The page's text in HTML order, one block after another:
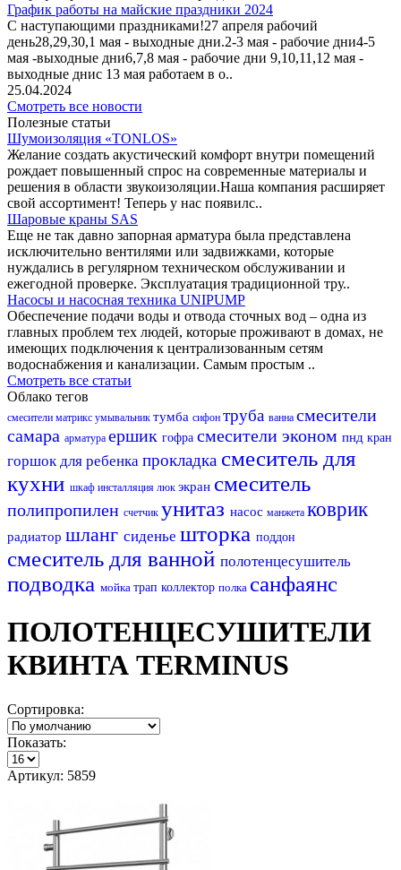
График работы на майские праздники 2024
С наступающими праздниками!27 апреля рабочий
день28,29,30,1 мая - выходные дни.2-3 мая - рабочие дни4-5
мая -выходные дни6,7,8 мая - рабочие дни 9,10,11,12 мая -
выходные днис 13 мая работаем в о..
25.04.2024
Смотреть все новости
Полезные статьи
Шумоизоляция «TONLOS»
Желание создать акустический комфорт внутри помещений
рождает повышенный спрос на современные материалы и
решения в области звукоизоляции.Наша компания расширяет
свой ассортимент! Теперь у нас появилс..
Шаровые краны SAS
Еще не так давно запорная арматура была представлена
исключительно вентилями или задвижками, которые
нуждались в регулярном техническом обслуживании и
ежегодной проверке. Эксплуатация традиционной тру..
Насосы и насосная техника UNIPUMP
Обеспечение подачи воды и отвода сточных вод – одна из
главных проблем тех людей, которые проживают в домах, не
имеющих подключения к централизованным сетям
водоснабжения и канализации. Самым простым ..
Смотреть все статьи
Облако тегов
смесители матрикс умывальник тумба сифон труба ванна смесители
самара арматура ершик гофра смесители эконом пнд кран
горшок для ребенка прокладка смеситель для
кухни шкаф инсталляция люк экран смеситель
полипропилен счетчик унитаз насос манжета коврик
радиатор шланг сиденье шторка поддон
смеситель для ванной полотенцесушитель
подводка мойка трап коллектор полка санфаянс
ПОЛОТЕНЦЕСУШИТЕЛИ
КВИНТА TERMINUS
Сортировка:
Показать:
Артикул: 5859